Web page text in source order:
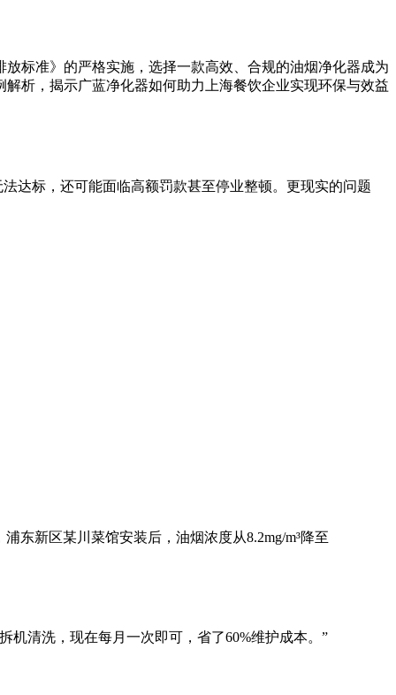
标准》的严格实施，选择一款高效、合规的油烟净化器成为
析，揭示广蓝净化器如何助力上海餐饮企业实现环保与效益
达标，还可能面临高额罚款甚至停业整顿。更现实的问题
东新区某川菜馆安装后，油烟浓度从8.2mg/m³降至
机清洗，现在每月一次即可，省了60%维护成本。”